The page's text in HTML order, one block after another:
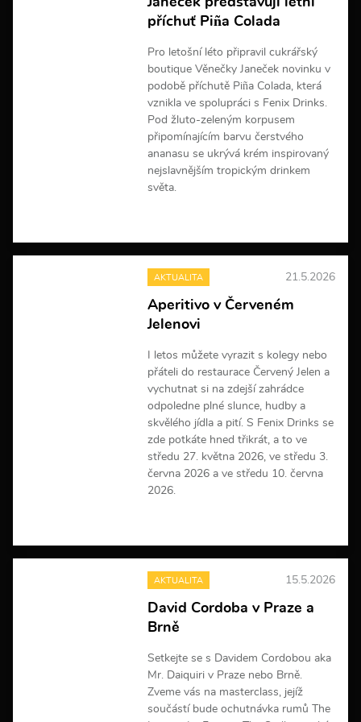
r
c
í
příchuť Piña Colada
Pro letošní léto připravil cukrářský
boutique Věnečky Janeček novinku v
podobě příchutě Piña Colada, která
vznikla ve spolupráci s Fenix Drinks.
Pod žluto-zeleným korpusem
připomínajícím barvu čerstvého
ananasu se ukrývá krém inspirovaný
nejslavnějším tropickým drinkem
světa.
e
i
f
o
m
a
í
AKTUALITA 21.5.2026
Aperitivo v Červeném
Jelenovi
I letos můžete vyrazit s kolegy nebo
přáteli do restaurace Červený Jelen a
vychutnat si na zdejší zahrádce
odpoledne plné slunce, hudby a
skvělého jídla a pití. S Fenix Drinks se
zde potkáte hned třikrát, a to ve
středu 27. května 2026, ve středu 3.
června 2026 a ve středu 10. června
2026.
e
i
f
o
m
a
í
AKTUALITA 15.5.2026
David Cordoba v Praze a
Brně
Setkejte se s Davidem Cordobou aka
Mr. Daiquiri v Praze nebo Brně.
Zveme vás na masterclass, jejíž
součástí bude ochutnávka rumů The